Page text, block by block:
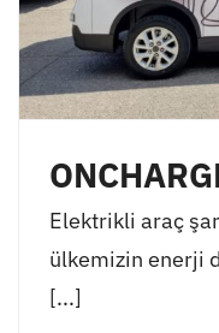
Elektrikli araç
ülkemizin enerji
[...]